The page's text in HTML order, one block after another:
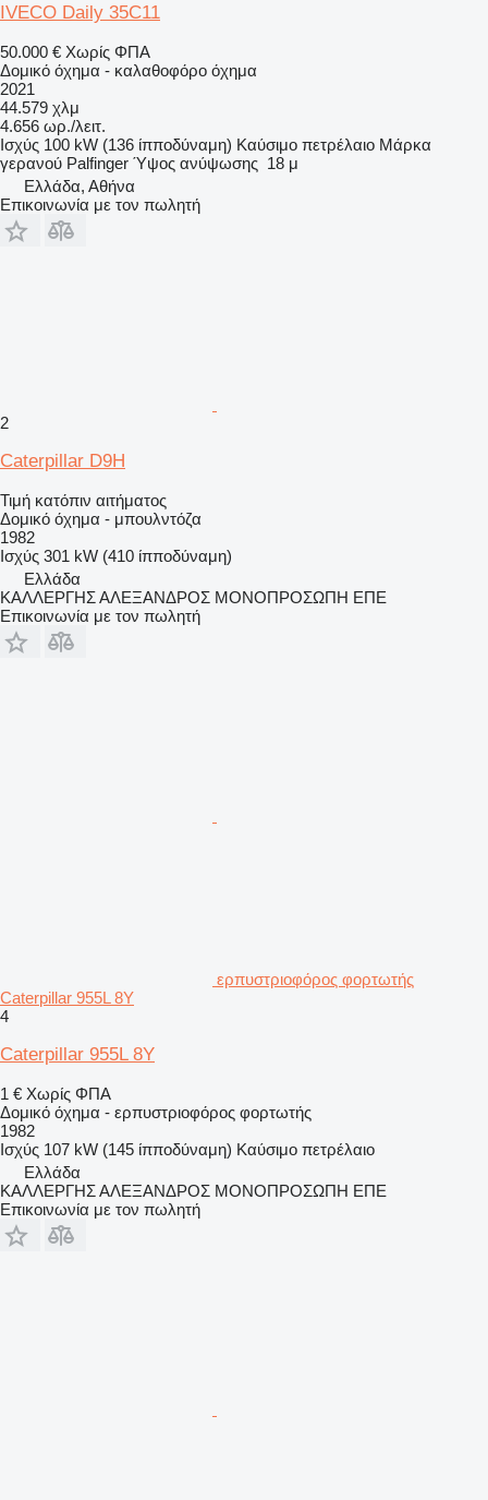
IVECO Daily 35C11
50.000 € Χωρίς ΦΠΑ
Δομικό όχημα - καλαθοφόρο όχημα
2021
44.579 χλμ
4.656 ωρ./λειτ.
Ισχύς 100 kW (136 ίπποδύναμη) Καύσιμο πετρέλαιο Μάρκα
γερανού Palfinger Ύψος ανύψωσης 18 μ
Ελλάδα, Αθήνα
Επικοινωνία με τον πωλητή
2
Caterpillar D9H
Τιμή κατόπιν αιτήματος
Δομικό όχημα - μπουλντόζα
1982
Ισχύς 301 kW (410 ίπποδύναμη)
Ελλάδα
ΚΑΛΛΕΡΓΗΣ ΑΛΕΞΑΝΔΡΟΣ ΜΟΝΟΠΡΟΣΩΠΗ ΕΠΕ
Επικοινωνία με τον πωλητή
ερπυστριοφόρος φορτωτής
Caterpillar 955L 8Y
4
Caterpillar 955L 8Y
1 € Χωρίς ΦΠΑ
Δομικό όχημα - ερπυστριοφόρος φορτωτής
1982
Ισχύς 107 kW (145 ίπποδύναμη) Καύσιμο πετρέλαιο
Ελλάδα
ΚΑΛΛΕΡΓΗΣ ΑΛΕΞΑΝΔΡΟΣ ΜΟΝΟΠΡΟΣΩΠΗ ΕΠΕ
Επικοινωνία με τον πωλητή